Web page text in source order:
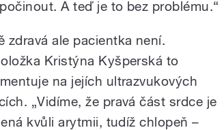
A teď je to bez problému.“
zdravá ale pacientka není.
Kristýna Kyšperská to
na jejích ultrazvukových
„Vidíme, že pravá část srdce je
kvůli arytmii, tudíž chlopeň –